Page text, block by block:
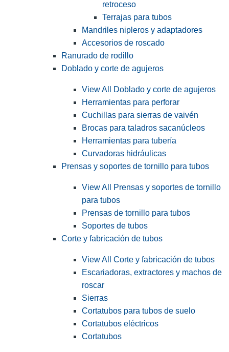
retroceso
Terrajas para tubos
Mandriles nipleros y adaptadores
Accesorios de roscado
Ranurado de rodillo
Doblado y corte de agujeros
View All Doblado y corte de agujeros
Herramientas para perforar
Cuchillas para sierras de vaivén
Brocas para taladros sacanúcleos
Herramientas para tubería
Curvadoras hidráulicas
Prensas y soportes de tornillo para tubos
View All Prensas y soportes de tornillo
para tubos
Prensas de tornillo para tubos
Soportes de tubos
Corte y fabricación de tubos
View All Corte y fabricación de tubos
Escariadoras, extractores y machos de
roscar
Sierras
Cortatubos para tubos de suelo
Cortatubos eléctricos
Cortatubos